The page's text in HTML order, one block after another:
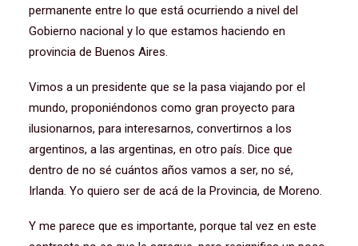
permanente entre lo que está ocurriendo a nivel del
Gobierno nacional y lo que estamos haciendo en
provincia de Buenos Aires.
Vimos a un presidente que se la pasa viajando por el
mundo, proponiéndonos como gran proyecto para
ilusionarnos, para interesarnos, convertirnos a los
argentinos, a las argentinas, en otro país. Dice que
dentro de no sé cuántos años vamos a ser, no sé,
Irlanda. Yo quiero ser de acá de la Provincia, de Moreno.
Y me parece que es importante, porque tal vez en este